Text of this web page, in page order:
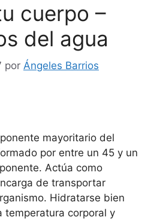
cuerpo –
del agua
por Ángeles Barrios
mayoritario del
por entre un 45 y un
Actúa como
de transportar
Hidratarse bien
temperatura corporal y